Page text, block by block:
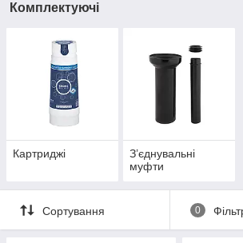
Комплектуючі
Картриджі
З’єднувальні
муфти
Сортування 0